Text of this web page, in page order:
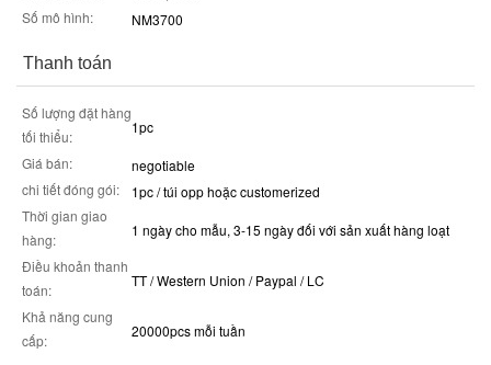
Số mô hình:
NM3700
Thanh toán
Số lượng đặt hàng
tối thiểu:
1pc
Giá bán:
negotiable
chi tiết đóng gói:
1pc / túi opp hoặc customerized
Thời gian giao
hàng:
1 ngày cho mẫu, 3-15 ngày đối với sản xuất hàng loạt
Điều khoản thanh
toán:
TT / Western Union / Paypal / LC
Khả năng cung
cấp:
20000pcs mỗi tuần